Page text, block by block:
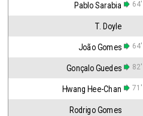
Pablo Sarabia 64'
T. Doyle
João Gomes 64'
Gonçalo Guedes 82'
Hwang Hee-Chan 71'
Rodrigo Gomes